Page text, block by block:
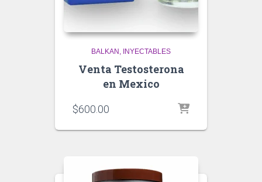
BALKAN INYECTABLES
Venta Testosterona
en Mexico
$600.00